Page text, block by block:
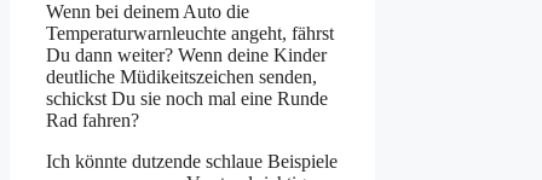
Wenn bei deinem Auto die
Temperaturwarnleuchte angeht, fährst
Du dann weiter? Wenn deine Kinder
deutliche Müdikeitszeichen senden,
schickst Du sie noch mal eine Runde
Rad fahren?
Ich könnte dutzende schlaue Beispiele